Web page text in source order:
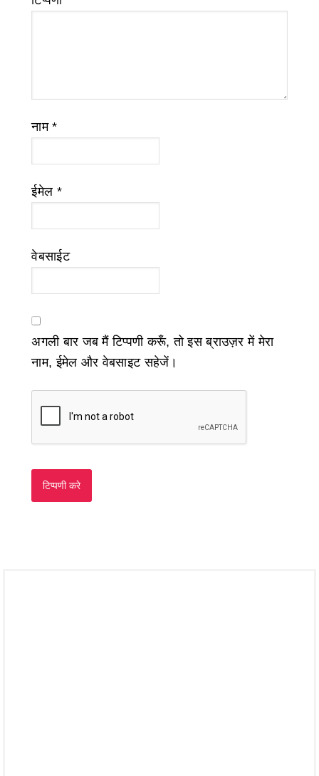
नाम*
ईमेल *
वेबसाईट
अगली बार जब मैं टिप्पणी करूँ, तो इस ब्राउज़र में मेरा
नाम, ईमेल और वेबसाइट सहेजें।